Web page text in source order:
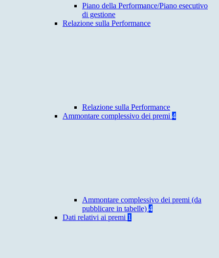
Piano della Performance/Piano esecutivo
di gestione
Relazione sulla Performance
Relazione sulla Performance
Ammontare complessivo dei premi 4
Ammontare complessivo dei premi (da
pubblicare in tabelle) 4
Dati relativi ai premi 1